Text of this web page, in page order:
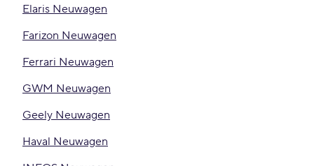
Elaris Neuwagen
Farizon Neuwagen
Ferrari Neuwagen
GWM Neuwagen
Geely Neuwagen
Haval Neuwagen